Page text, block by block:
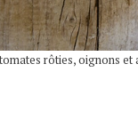
rôties, oignons et